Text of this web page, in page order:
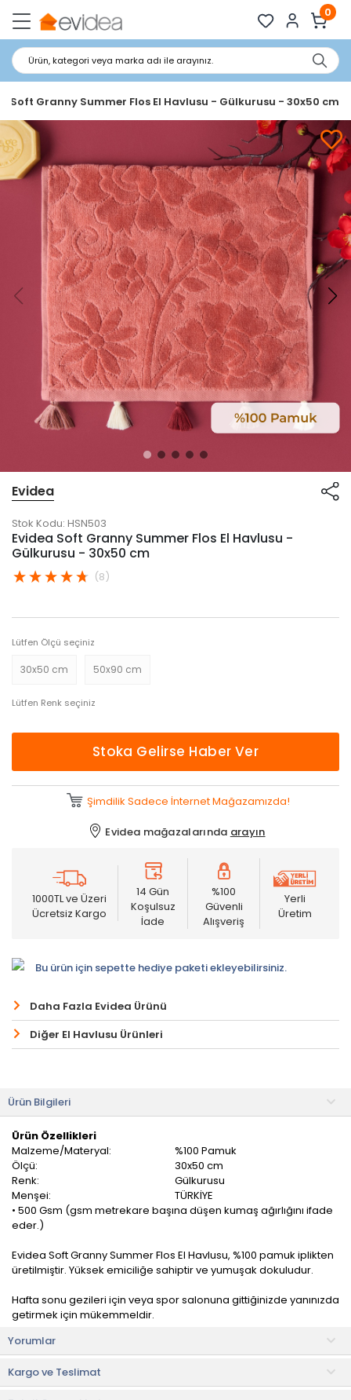
0
Ürün, kategori veya marka adı ile arayınız.
Soft Granny Summer Flos El Havlusu - Gülkurusu - 30x50 cm
Evidea
Stok Kodu: HSN503
Evidea Soft Granny Summer Flos El Havlusu -
Gülkurusu - 30x50 cm
(8)
Lütfen Ölçü seçiniz
30x50 cm 50x90 cm
Lütfen Renk seçiniz
Stoka Gelirse Haber Ver
Şimdilik Sadece İnternet Mağazamızda!
Evidea mağazalarında arayın
1000TL ve Üzeri
Ücretsiz Kargo
14 Gün
Koşulsuz
İade
%100
Güvenli
Alışveriş
Yerli
Üretim
Bu ürün için sepette hediye paketi ekleyebilirsiniz.
Daha Fazla Evidea Ürünü
Diğer El Havlusu Ürünleri
Ürün Bilgileri
Ürün Özellikleri
Malzeme/Materyal:
%100 Pamuk
Ölçü:
30x50 cm
Renk:
Gülkurusu
Menşei:
TÜRKİYE
• 500 Gsm (gsm metrekare başına düşen kumaş ağırlığını ifade
eder.)
Evidea Soft Granny Summer Flos El Havlusu, %100 pamuk iplikten
üretilmiştir. Yüksek emiciliğe sahiptir ve yumuşak dokuludur.
Hafta sonu gezileri için veya spor salonuna gittiğinizde yanınızda
getirmek için mükemmeldir.
Cildi tahriş etmez ve insan sağlığına zarar vermez. Pamuklu
kumaşı sayesinde suyu emme gücü yüksektir. Uzun süre
eskimeyecek kalite ve dayanıklılığa sahiptir.
Yorumlar
Kargo ve Teslimat